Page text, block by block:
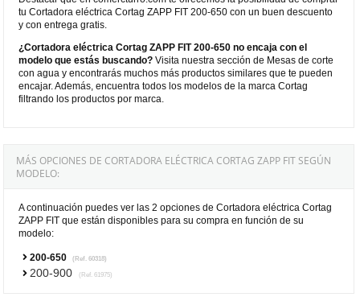
tu Cortadora eléctrica Cortag ZAPP FIT 200-650 con un buen descuento
y con entrega gratis.
¿Cortadora eléctrica Cortag ZAPP FIT 200-650 no encaja con el
modelo que estás buscando? Visita nuestra sección de Mesas de corte
con agua y encontrarás muchos más productos similares que te pueden
encajar. Además, encuentra todos los modelos de la marca Cortag
filtrando los productos por marca.
MÁS OPCIONES DE CORTADORA ELÉCTRICA CORTAG ZAPP FIT SEGÚN
MODELO:
A continuación puedes ver las 2 opciones de Cortadora eléctrica Cortag
ZAPP FIT que están disponibles para su compra en función de su
modelo:
200-650 (Ref. 60318)
200-900 (Ref. 61975)